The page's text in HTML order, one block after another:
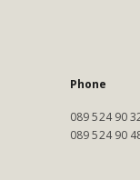
Phone
089 524 90
089 524 90